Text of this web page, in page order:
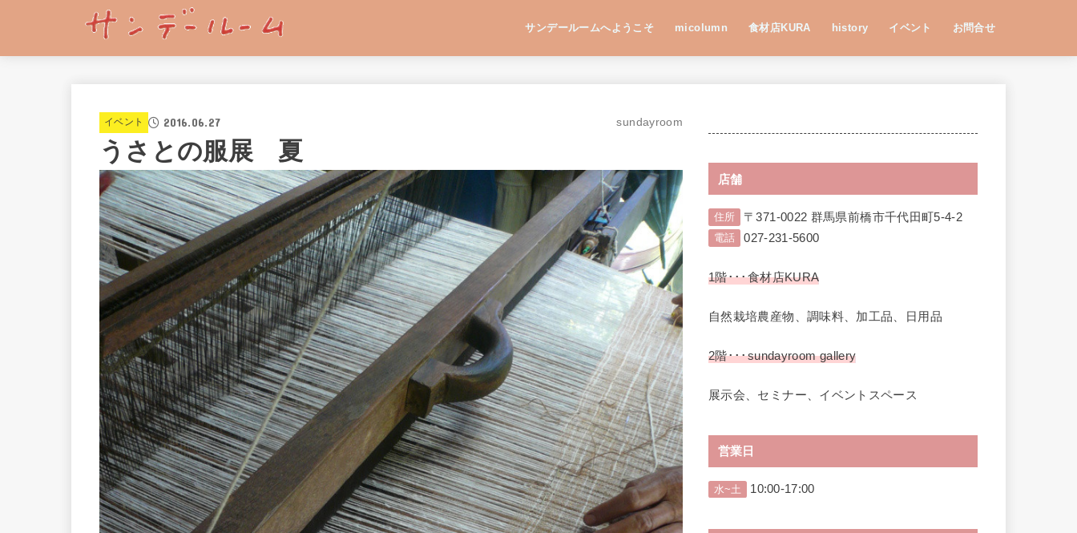
サンデールームへようこそ micolumn 食材店KURA history イベント お問合せ
イベント 2016.06.27 sundayroom
うさとの服展 夏
店舗
住所 〒371-0022 群馬県前橋市千代田町5-4-2
電話 027-231-5600
1階･･･食材店KURA
自然栽培農産物、調味料、加工品、日用品
2階･･･sundayroom gallery
展示会、セミナー、イベントスペース
営業日
水~土 10:00-17:00